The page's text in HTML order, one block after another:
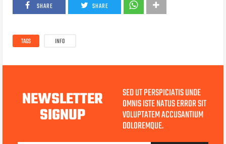
SHARE SHARE
TAGS INFO
NEWSLETTER
SIGNUP
SED UT PERSPICIATIS UNDE
OMNIS ISTE NATUS ERROR SIT
VOLUPTATEM ACCUSANTIUM
DOLOREMQUE.